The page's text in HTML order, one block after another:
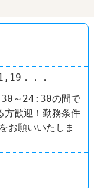
．．．
～24:30の間で
方歓迎！勤務条件
お願いいたしま